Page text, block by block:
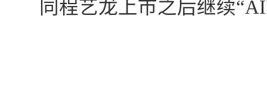
同程艺龙上市之后继续